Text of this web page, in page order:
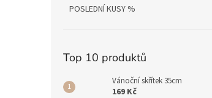
POSLEDNÍ KUSY %
Top 10 produktů
Vánoční skřítek 35cm
169 Kč